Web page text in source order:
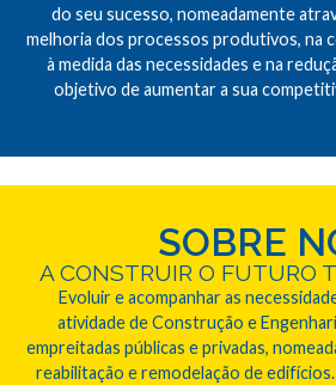
do seu sucesso, nomeadamente
melhoria dos processos produtivos, na
à medida das necessidades e na
objetivo de aumentar a sua
SOBRE
A CONSTRUIR O FUTURO
Evoluir e acompanhar as
atividade de Construção e
empreitadas públicas e privadas,
reabilitação e remodelação de